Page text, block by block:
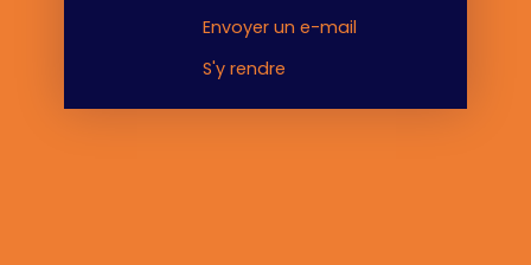
Envoyer un e-mail
S'y rendre